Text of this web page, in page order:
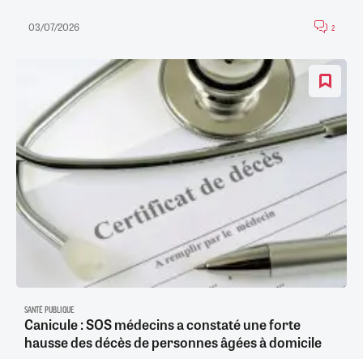
03/07/2026 2
SANTÉ PUBLIQUE
Canicule : SOS médecins a constaté une forte
hausse des décès de personnes âgées à domicile